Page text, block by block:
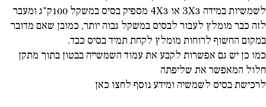
לשמשיות במידה 3
X3 או 3 X
4 מספיק בסיס במשקל 100ק"ג ומעבר
לזה כבר מומלץ לעבור לבסיס במשקל גבוה יותר, כמובן שאם מדובר
במקום החשוף לרוחות מומלץ לקחת תמיד בסיס כבד.
כמו כן יש גם אפשרות לקבע את עמוד השמשייה בבטון בתוך מתקן
חלול המאפשר את שליפתה
לרכישת בסיס לשמשיה ומידע נוסף לחצו כאן